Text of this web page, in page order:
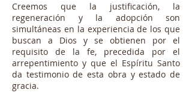
Creemos que la justificación, la
regeneración y la adopción son
simultáneas en la experiencia de los que
buscan a Dios y se obtienen por el
requisito de la fe, precedida por el
arrepentimiento y que el Espíritu Santo
da testimonio de esta obra y estado de
gracia.